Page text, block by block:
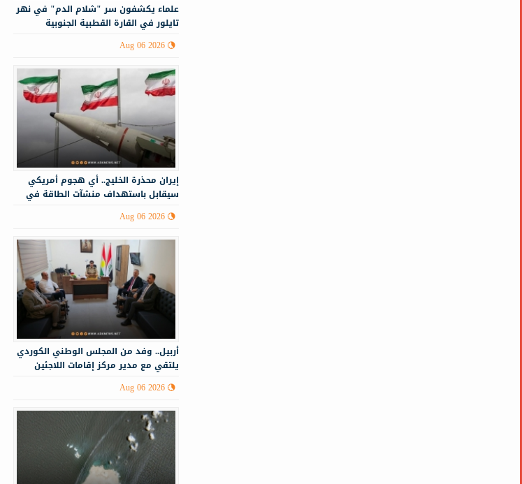
علماء يكشفون سر "شلام الدم" في نهر
تايلور في القارة القطبية الجنوبية
Aug 06 2026
إيران محذرة الخليج.. أي هجوم أمريكي
سيقابل باستهداف منشآت الطاقة في
Aug 06 2026
أربيل.. وفد من المجلس الوطني الكوردي
يلتقي مع مدير مركز إقامات اللاجئين
Aug 06 2026